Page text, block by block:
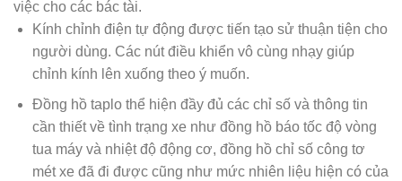
việc cho các bác tài.
Kính chỉnh điện tự động được tiến tạo sử thuận tiện cho
người dùng. Các nút điều khiển vô cùng nhạy giúp
chỉnh kính lên xuống theo ý muốn.
Đồng hồ taplo thể hiện đầy đủ các chỉ số và thông tin
cần thiết về tình trạng xe như đồng hồ báo tốc độ vòng
tua máy và nhiệt độ động cơ, đồng hồ chỉ số công tơ
mét xe đã đi được cũng như mức nhiên liệu hiện có của